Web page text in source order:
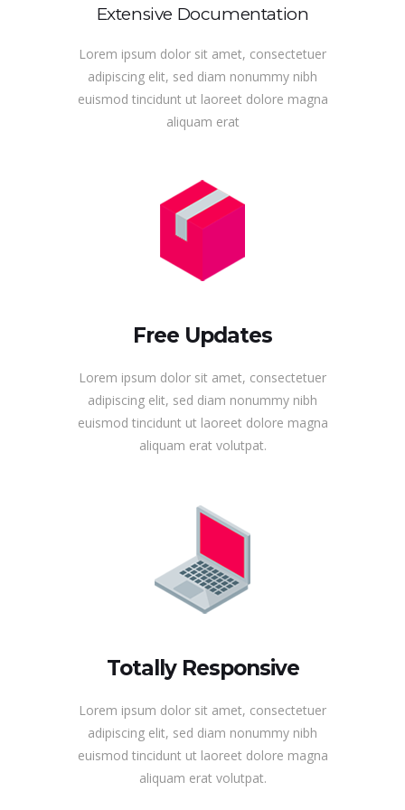
Extensive Documentation
Lorem ipsum dolor sit amet, consectetuer
adipiscing elit, sed diam nonummy nibh
euismod tincidunt ut laoreet dolore magna
aliquam erat
Free Updates
Lorem ipsum dolor sit amet, consectetuer
adipiscing elit, sed diam nonummy nibh
euismod tincidunt ut laoreet dolore magna
aliquam erat volutpat.
Totally Responsive
Lorem ipsum dolor sit amet, consectetuer
adipiscing elit, sed diam nonummy nibh
euismod tincidunt ut laoreet dolore magna
aliquam erat volutpat.